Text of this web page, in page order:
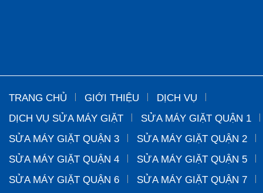
TRANG CHỦ GIỚI THIỆU
DỊCH VỤ
DỊCH VỤ SỬA MÁY GIẶT
SỬA MÁY GIẶT QUẬN 1
SỬA MÁY GIẶT QUẬN 3
SỬA MÁY GIẶT QUẬN 2
SỬA MÁY GIẶT QUẬN 4
SỬA MÁY GIẶT QUẬN 5
SỬA MÁY GIẶT QUẬN 6
SỬA MÁY GIẶT QUẬN 7